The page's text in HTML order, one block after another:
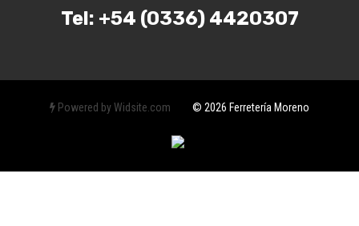
Tel: +54 (0336) 4420307
Powered by Widsite.com © 2026 Ferretería Moreno